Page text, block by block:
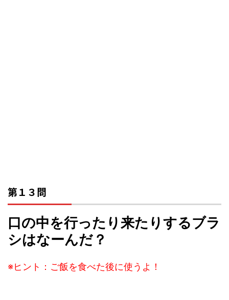
第１３問
口の中を行ったり来たりするブラ
シはなーんだ？
※ヒント：ご飯を食べた後に使うよ！